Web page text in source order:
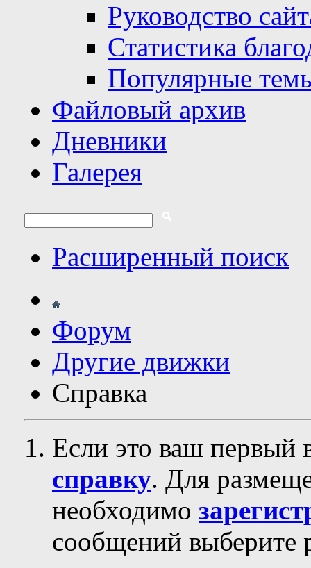
Руководство
Статистика
Популярные
Файловый архив
Дневники
Галерея
Расширенный поиск
Форум
Другие движки
Справка
Если это ваш первый
справку. Для
необходимо
сообщений выберите